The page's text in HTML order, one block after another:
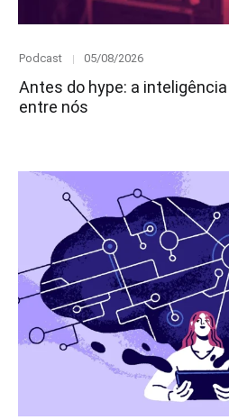
Category
Podcast
Posted
05/08/2026
Antes do hype: a
entre nós